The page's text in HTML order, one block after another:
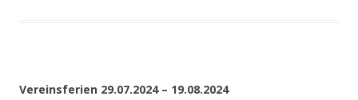
Vereinsferien 29.07.2024 – 19.08.2024